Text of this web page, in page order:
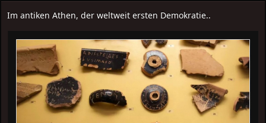
Im antiken Athen, der weltweit ersten Demokratie..